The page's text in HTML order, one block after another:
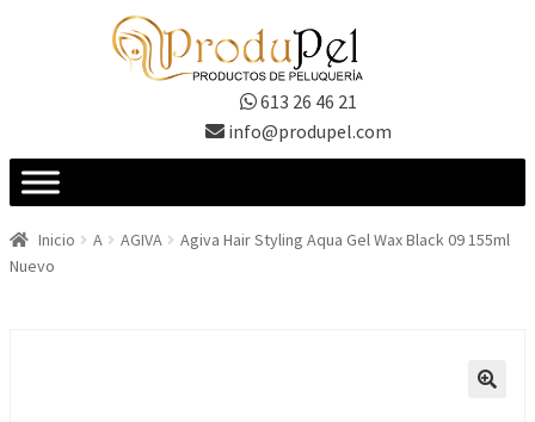
613 26 46 21
info@produpel.com
Inicio A AGIVA
Agiva Hair Styling Aqua Gel Wax Black 09 155ml
Nuevo